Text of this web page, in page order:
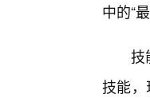
中的“
技
技能